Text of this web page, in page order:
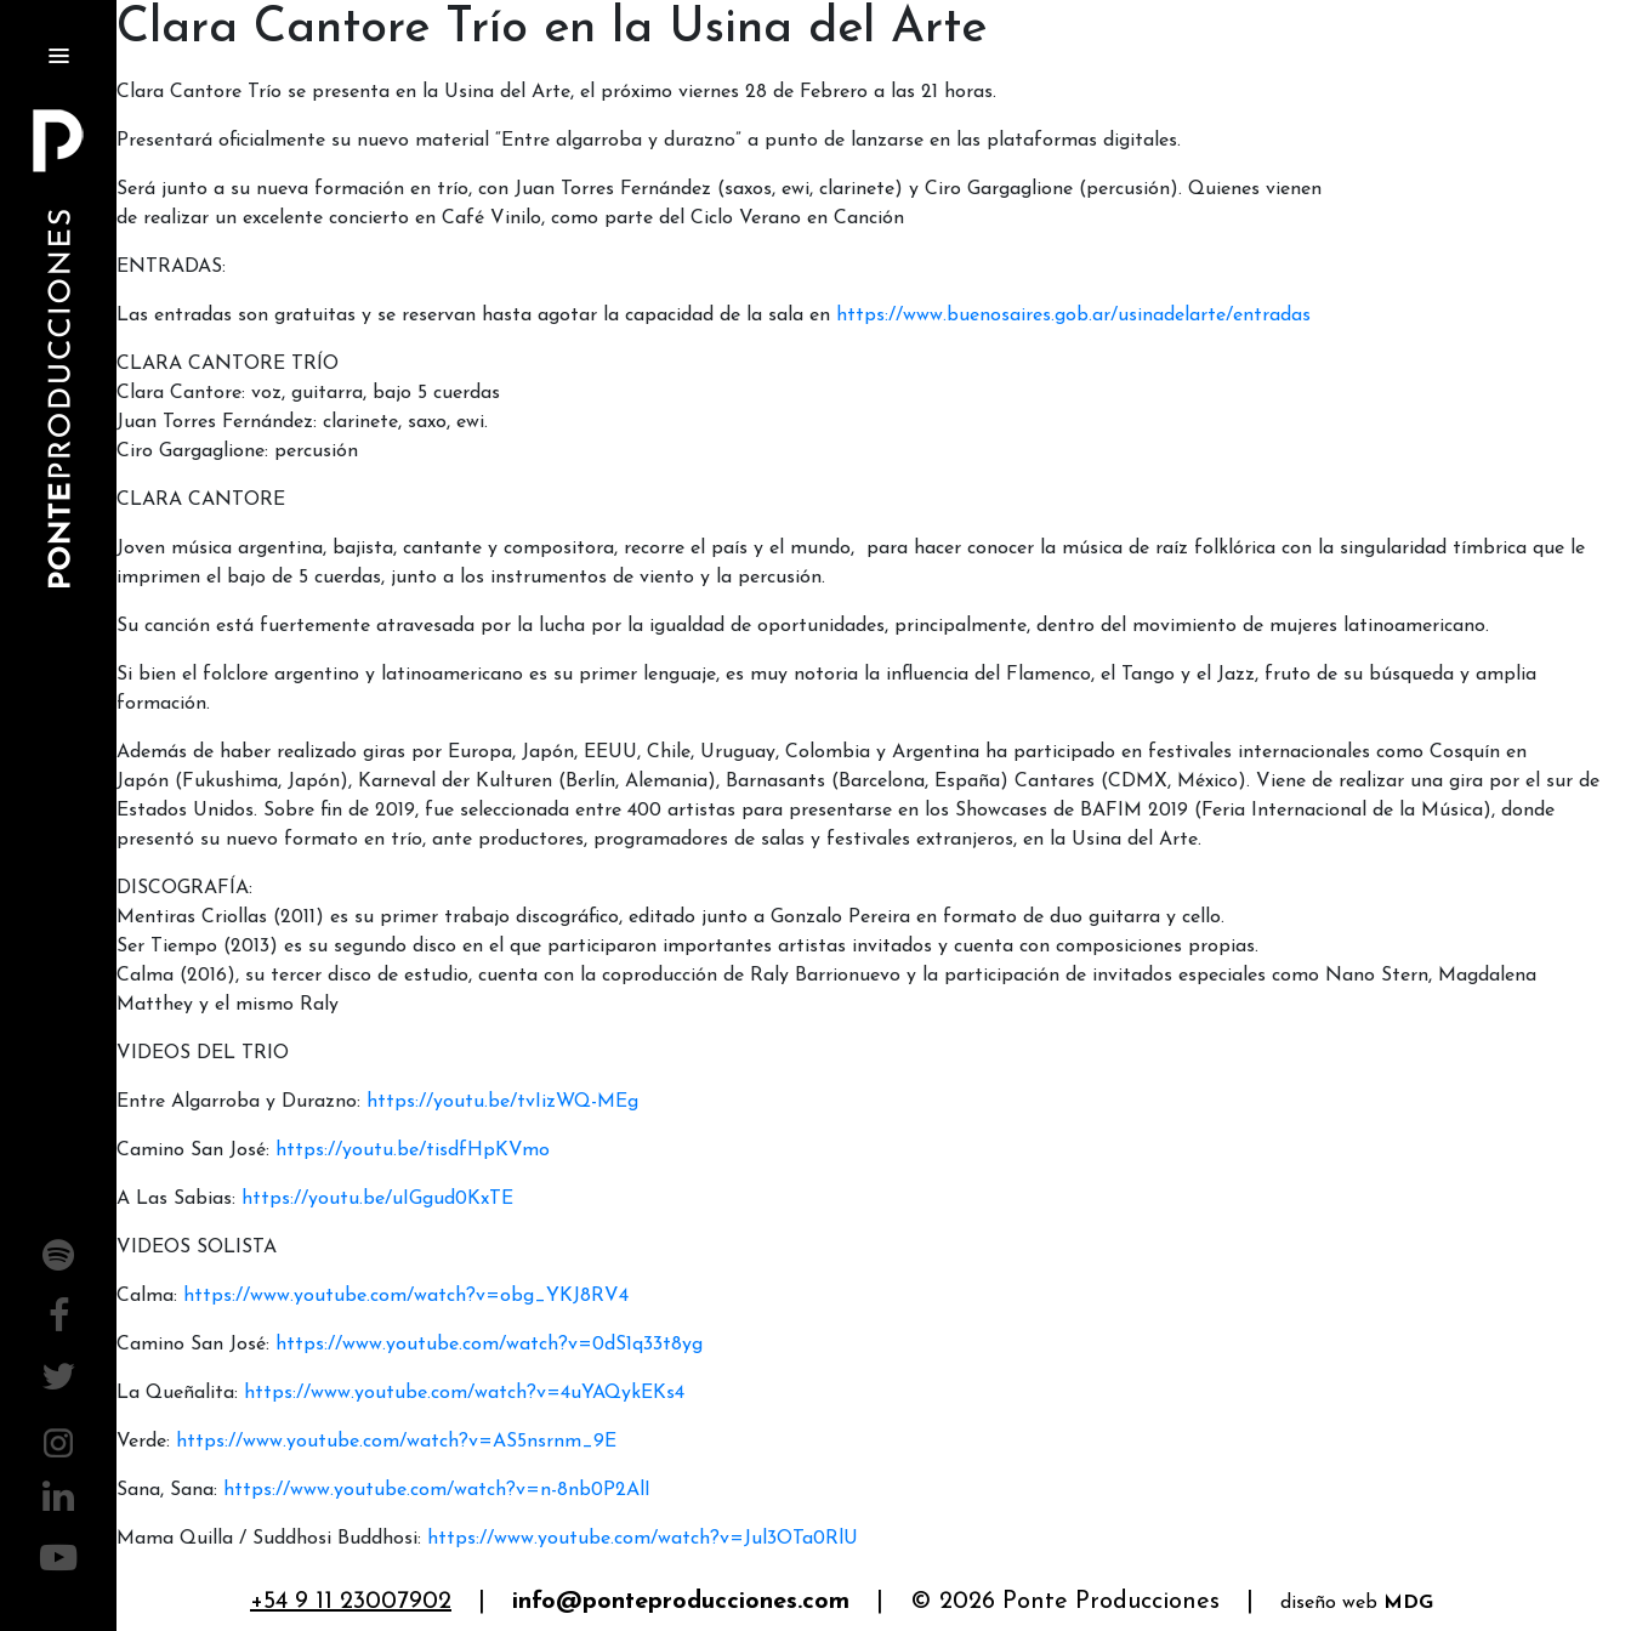
Clara Cantore Trío en la Usina del Arte
Clara Cantore Trío se presenta en la Usina del Arte, el próximo viernes 28 de Febrero a las 21 horas.
Presentará oficialmente su nuevo material “Entre algarroba y durazno” a punto de lanzarse en las plataformas digitales.
Será junto a su nueva formación en trío, con Juan Torres Fernández (saxos, ewi, clarinete) y Ciro Gargaglione (percusión). Quienes vienen
de realizar un excelente concierto en Café Vinilo, como parte del Ciclo Verano en Canción
ENTRADAS:
Las entradas son gratuitas y se reservan hasta agotar la capacidad de la sala en https://www.buenosaires.gob.ar/usinadelarte/entradas
CLARA CANTORE TRÍO
Clara Cantore: voz, guitarra, bajo 5 cuerdas
Juan Torres Fernández: clarinete, saxo, ewi.
Ciro Gargaglione: percusión
CLARA CANTORE
Joven música argentina, bajista, cantante y compositora, recorre el país y el mundo, para hacer conocer la música de raíz folklórica con la singularidad tímbrica que le
imprimen el bajo de 5 cuerdas, junto a los instrumentos de viento y la percusión.
Su canción está fuertemente atravesada por la lucha por la igualdad de oportunidades, principalmente, dentro del movimiento de mujeres latinoamericano.
Si bien el folclore argentino y latinoamericano es su primer lenguaje, es muy notoria la influencia del Flamenco, el Tango y el Jazz, fruto de su búsqueda y amplia
formación.
Además de haber realizado giras por Europa, Japón, EEUU, Chile, Uruguay, Colombia y Argentina ha participado en festivales internacionales como Cosquín en
Japón (Fukushima, Japón), Karneval der Kulturen (Berlín, Alemania), Barnasants (Barcelona, España) Cantares (CDMX, México). Viene de realizar una gira por el sur de
Estados Unidos. Sobre fin de 2019, fue seleccionada entre 400 artistas para presentarse en los Showcases de BAFIM 2019 (Feria Internacional de la Música), donde
presentó su nuevo formato en trío, ante productores, programadores de salas y festivales extranjeros, en la Usina del Arte.
DISCOGRAFÍA:
Mentiras Criollas (2011) es su primer trabajo discográfico, editado junto a Gonzalo Pereira en formato de duo guitarra y cello.
Ser Tiempo (2013) es su segundo disco en el que participaron importantes artistas invitados y cuenta con composiciones propias.
Calma (2016), su tercer disco de estudio, cuenta con la coproducción de Raly Barrionuevo y la participación de invitados especiales como Nano Stern, Magdalena
Matthey y el mismo Raly
VIDEOS DEL TRIO
Entre Algarroba y Durazno: https://youtu.be/tvIizWQ-MEg
Camino San José: https://youtu.be/tisdfHpKVmo
A Las Sabias: https://youtu.be/uIGgud0KxTE
VIDEOS SOLISTA
Calma: https://www.youtube.com/watch?v=obg_YKJ8RV4
Camino San José: https://www.youtube.com/watch?v=0dS1q33t8yg
La Queñalita: https://www.youtube.com/watch?v=4uYAQykEKs4
Verde: https://www.youtube.com/watch?v=AS5nsrnm_9E
Sana, Sana: https://www.youtube.com/watch?v=n-8nb0P2AlI
Mama Quilla / Suddhosi Buddhosi: https://www.youtube.com/watch?v=Jul3OTa0RlU
+54 9 11 23007902 info@ponteproducciones.com © 2026 Ponte Producciones diseño web MDG